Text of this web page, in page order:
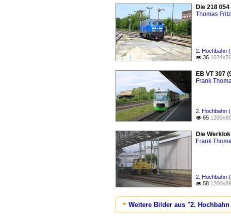
Die 218
Thomas
2. Hochbahn
 36
EB VT 307
Frank
2. Hochbahn
 65
Die
Frank
2. Hochbahn
 58
Weitere Bilder aus "2.